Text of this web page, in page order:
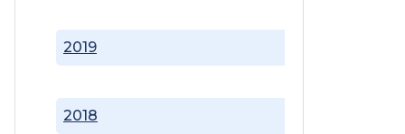
2018
2019